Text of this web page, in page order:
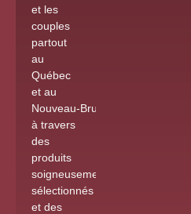
et les
couples
partout
au
Québec
et au
Nouveau-Brunswick
à travers
des
produits
soigneusement
sélectionnés
et des